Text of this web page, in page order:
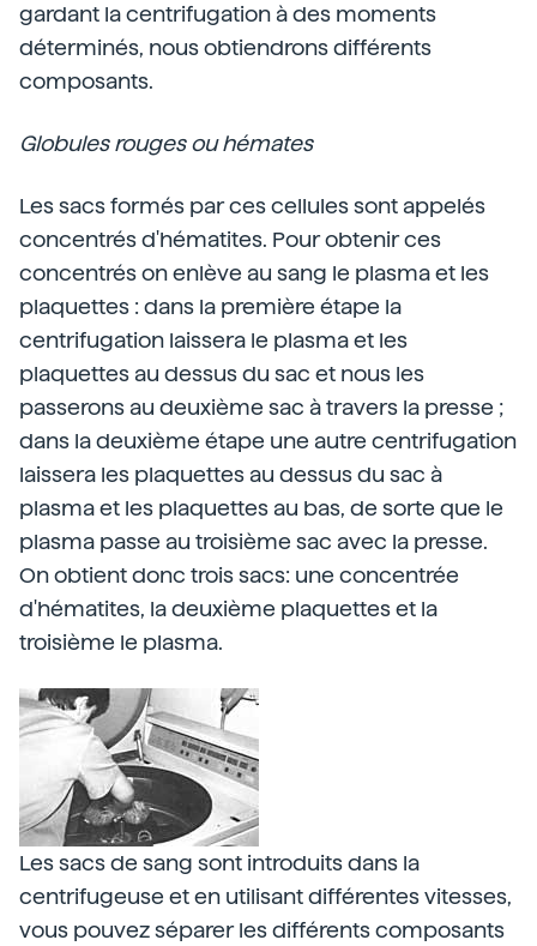
gardant la centrifugation à des moments
déterminés, nous obtiendrons différents
composants.
Globules rouges ou hémates
Les sacs formés par ces cellules sont appelés
concentrés d'hématites. Pour obtenir ces
concentrés on enlève au sang le plasma et les
plaquettes : dans la première étape la
centrifugation laissera le plasma et les
plaquettes au dessus du sac et nous les
passerons au deuxième sac à travers la presse ;
dans la deuxième étape une autre centrifugation
laissera les plaquettes au dessus du sac à
plasma et les plaquettes au bas, de sorte que le
plasma passe au troisième sac avec la presse.
On obtient donc trois sacs: une concentrée
d'hématites, la deuxième plaquettes et la
troisième le plasma.
Les sacs de sang sont introduits dans la
centrifugeuse et en utilisant différentes vitesses,
vous pouvez séparer les différents composants